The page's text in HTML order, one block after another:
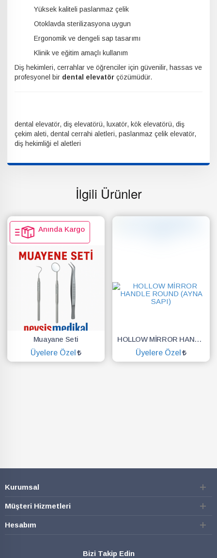
Yüksek kaliteli paslanmaz çelik
Otoklavda sterilizasyona uygun
Ergonomik ve dengeli sap tasarımı
Klinik ve eğitim amaçlı kullanım
Diş hekimleri, cerrahlar ve öğrenciler için güvenilir, hassas ve
profesyonel bir dental elevatör çözümüdür.
dental elevatör, diş elevatörü, luxatör, kök elevatörü, diş
çekim aleti, dental cerrahi aletleri, paslanmaz çelik elevatör,
diş hekimliği el aletleri
İlgili Ürünler
Anında Kargo
Muayane Seti
Üyelere Özel
HOLLOW MİRROR HANDLE ROUND (AYNA SAPI)
Üyelere Özel
Kurumsal
Müşteri Hizmetleri
Hesabım
Bizi Takip Edin